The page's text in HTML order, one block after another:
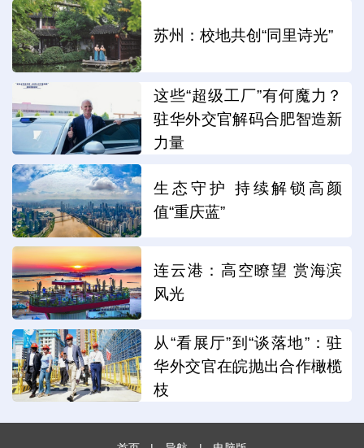
苏州：校地共创“同里诗光”
这些“超级工厂”有何魔力？
驻华外交官解码合肥智造新
力量
生态守护 持续解锁高颜
值“重庆蓝”
连云港：高空瞭望 赏海滨
风光
从“看展厅”到“谈落地”：驻
华外交官在皖抛出合作橄榄
枝